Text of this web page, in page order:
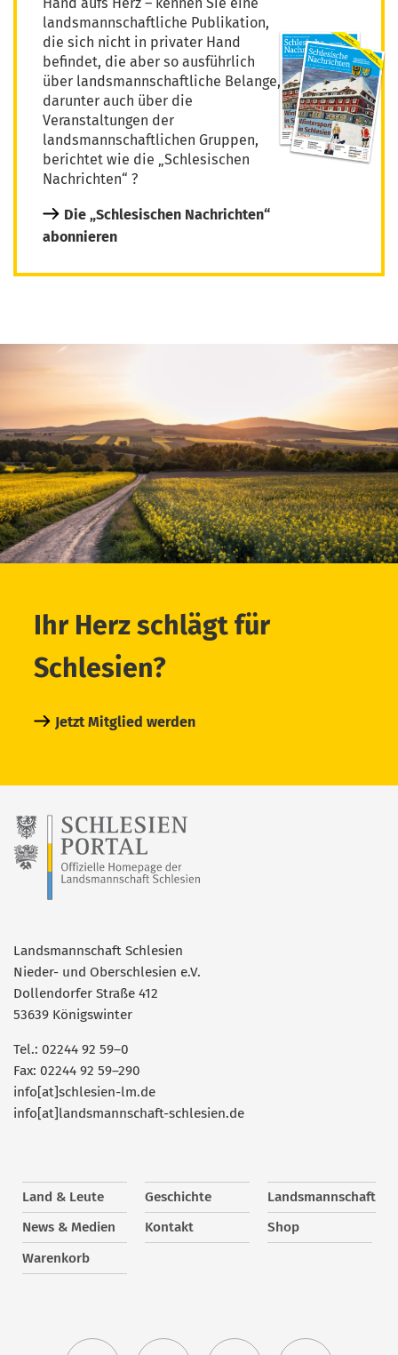
landsmannschaftliche Publikation,
die sich nicht in privater Hand
befindet, die aber so ausführlich
über landsmannschaftliche Belange,
darunter auch über die
Veranstaltungen der
landsmannschaftlichen Gruppen,
berichtet wie die „Schlesischen
Nachrichten“ ?
Die „Schlesischen Nachrichten“
abonnieren
Ihr Herz schlägt für
Schlesien?
Jetzt Mitglied werden
Landsmannschaft Schlesien
Nieder- und Oberschlesien e.V.
Dollendorfer Straße 412
53639 Königswinter
Tel.: 02244 92 59–0
Fax: 02244 92 59–290
info[at]schlesien-lm.de
info[at]landsmannschaft-schlesien.de
Land & Leute Geschichte
Landsmannschaft
News & Medien
Kontakt
Shop
Warenkorb